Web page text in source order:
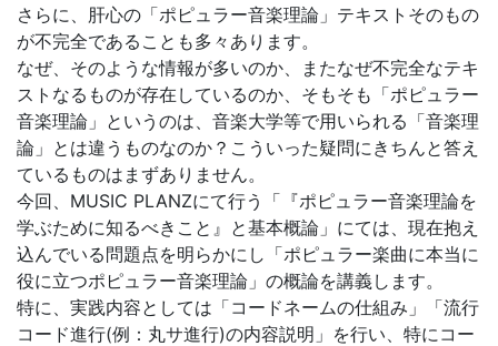
さらに、肝心の「ポピュラー音楽理論」テキストそのもの
が不完全であることも多々あります。
なぜ、そのような情報が多いのか、またなぜ不完全なテキ
ストなるものが存在しているのか、そもそも「ポピュラー
音楽理論」というのは、音楽大学等で用いられる「音楽理
論」とは違うものなのか？こういった疑問にきちんと答え
ているものはまずありません。
今回、MUSIC PLANZにて行う「『ポピュラー音楽理論を
学ぶために知るべきこと』と基本概論」にては、現在抱え
込んでいる問題点を明らかにし「ポピュラー楽曲に本当に
役に立つポピュラー音楽理論」の概論を講義します。
特に、実践内容としては「コードネームの仕組み」「流行
コード進行(例：丸サ進行)の内容説明」を行い、特にコー